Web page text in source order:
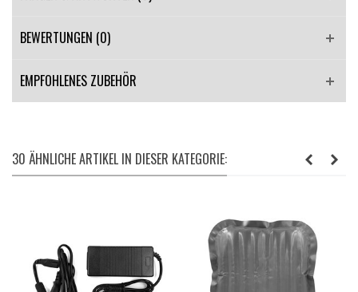
BEWERTUNGEN (0)
EMPFOHLENES ZUBEHÖR
30 ÄHNLICHE ARTIKEL IN DIESER KATEGORIE: